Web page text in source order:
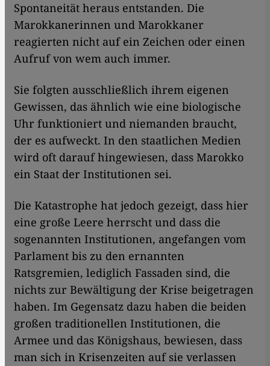
Spontaneität heraus entstanden. Die
Marokkanerinnen und Marokkaner
reagierten nicht auf ein Zeichen oder einen
Aufruf von wem auch immer.
Sie folgten ausschließlich ihrem eigenen
Gewissen, das ähnlich wie eine biologische
Uhr funktioniert und niemanden braucht,
der es aufweckt. In den staatlichen Medien
wird oft darauf hingewiesen, dass Marokko
ein Staat der Institutionen sei.
Die Katastrophe hat jedoch gezeigt, dass hier
eine große Leere herrscht und dass die
sogenannten Institutionen, angefangen vom
Parlament bis zu den ernannten
Ratsgremien, lediglich Fassaden sind, die
nichts zur Bewältigung der Krise beigetragen
haben. Im Gegensatz dazu haben die beiden
großen traditionellen Institutionen, die
Armee und das Königshaus, bewiesen, dass
man sich in Krisenzeiten auf sie verlassen